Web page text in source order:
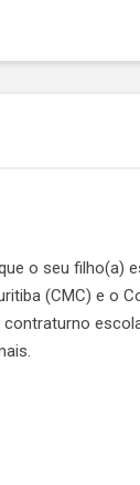
o seu filho(a)
(CMC) e o